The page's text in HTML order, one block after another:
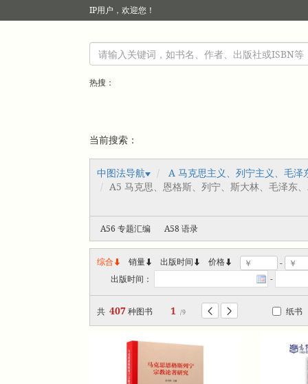
IP用户，欢迎您！
热搜：
当前搜索：
中图法导航
A 马克思主义、列宁主义、毛泽
A5 马克思、恩格斯、列宁、斯大林、毛泽东
A56 专题汇编 A58 语录
综合 销量 出版时间  价格
-
出版时间：
-
共 407种图书 1 /9   纸书